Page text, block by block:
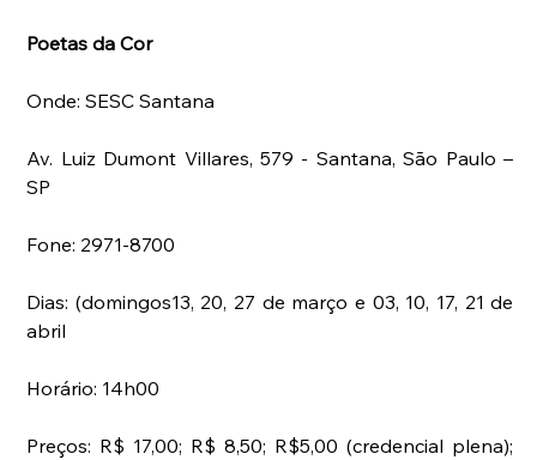
Poetas da Cor
Onde: SESC Santana
Av. Luiz Dumont Villares, 579 - Santana, São Paulo –
SP
Fone: 2971-8700
Dias: (domingos13, 20, 27 de março e 03, 10, 17, 21 de
abril
Horário: 14h00
Preços: R$ 17,00; R$ 8,50; R$5,00 (credencial plena);